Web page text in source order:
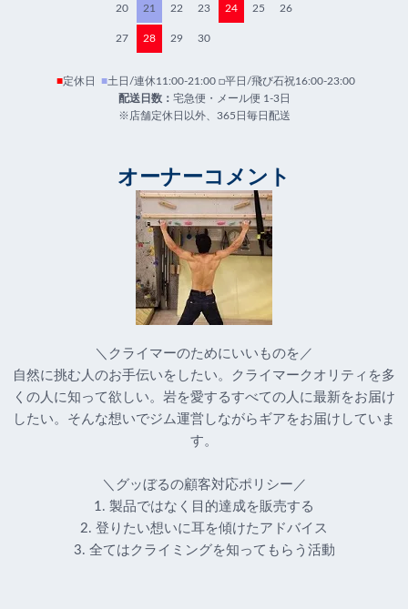
20 21 22 23 24 25 26
27 28 29 30
■定休日 ■土日/連休11:00-21:00 □平日/飛び石祝16:00-23:00
配送日数： 宅急便・メール便 1-3日
※店舗定休日以外、365日毎日配送
オーナーコメント
＼クライマーのためにいいものを／
自然に挑む人のお手伝いをしたい。クライマークオリティを多
くの人に知って欲しい。岩を愛するすべての人に最新をお届け
したい。そんな想いでジム運営しながらギアをお届けしていま
す。
＼グッぼるの顧客対応ポリシー／
1. 製品ではなく目的達成を販売する
2. 登りたい想いに耳を傾けたアドバイス
3. 全てはクライミングを知ってもらう活動